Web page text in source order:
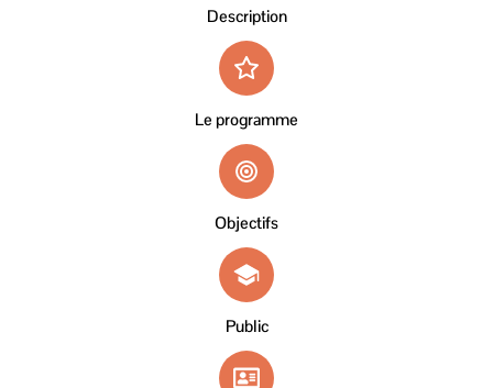
Description
Le programme
Objectifs
Public